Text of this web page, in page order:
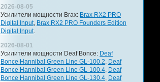
2026-08-05
Усилители мощности Brax: Brax RX2 PRO
Digital Input, Brax RX2 PRO Founders Edition
Digital Input.
2026-08-01
Усилители мощности Deaf Bonce: Deaf
Bonce Hannibal Green Line GL-100.2, Deaf
Bonce Hannibal Green Line GL-100.4, Deaf
Bonce Hannibal Green Line GL-130.4, Deaf